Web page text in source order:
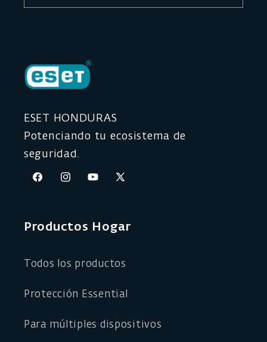
ESET HONDURAS
Potenciando tu ecosistema de
seguridad.
FacebookInstagramYouTube
X
Productos Hogar
Todos los productos
Protección Essential
Para múltiples dispositivos